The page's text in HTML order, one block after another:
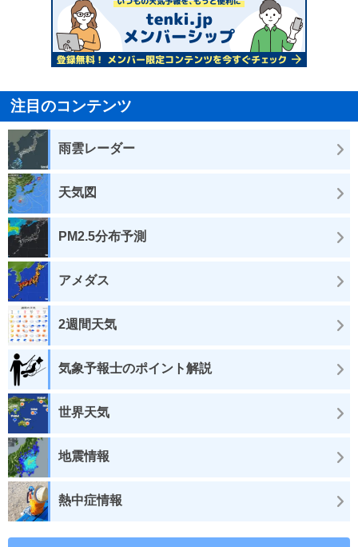
注目のコンテンツ
雨雲レーダー
天気図
PM2.5分布予測
アメダス
2週間天気
気象予報士のポイント解説
世界天気
地震情報
熱中症情報